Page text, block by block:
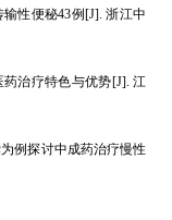
性便秘43例[J]. 浙江中
治疗特色与优势[J]. 江
例探讨中成药治疗慢性